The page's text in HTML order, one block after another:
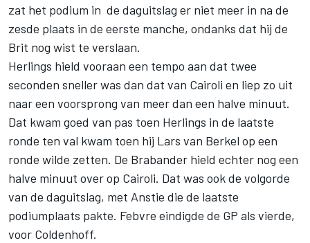
zat het podium in de daguitslag er niet meer in na de
zesde plaats in de eerste manche, ondanks dat hij de
Brit nog wist te verslaan.
Herlings hield vooraan een tempo aan dat twee
seconden sneller was dan dat van Cairoli en liep zo uit
naar een voorsprong van meer dan een halve minuut.
Dat kwam goed van pas toen Herlings in de laatste
ronde ten val kwam toen hij Lars van Berkel op een
ronde wilde zetten. De Brabander hield echter nog een
halve minuut over op Cairoli. Dat was ook de volgorde
van de daguitslag, met Anstie die de laatste
podiumplaats pakte. Febvre eindigde de GP als vierde,
voor Coldenhoff.